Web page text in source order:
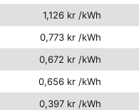
1,126 kr /kWh
0,773 kr /kWh
0,672 kr /kWh
0,656 kr /kWh
0,397 kr /kWh